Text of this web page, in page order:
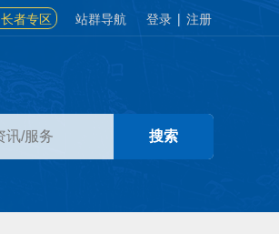
长者专区 站群导航 登录 | 注册